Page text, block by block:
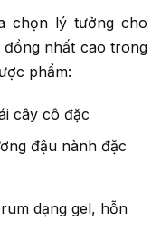
chọn lý tưởng cho
nhất cao trong
phẩm:
cây cô đặc
đậu nành đặc
dạng gel, hỗn